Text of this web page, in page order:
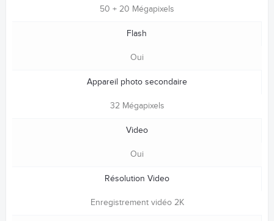
50 + 20 Mégapixels
Flash
Oui
Appareil photo secondaire
32 Mégapixels
Video
Oui
Résolution Video
Enregistrement vidéo 2K